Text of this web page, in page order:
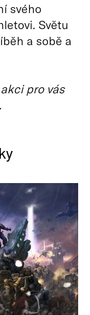
svého
Světu
a sobě a
pro vás